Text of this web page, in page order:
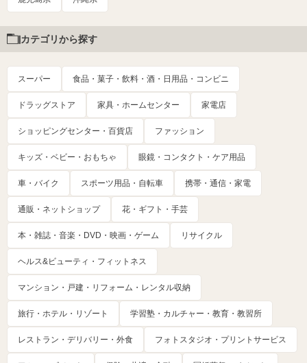
カテゴリから探す
スーパー 食品・菓子・飲料・酒・日用品・コンビニ
ドラッグストア 家具・ホームセンター 家電店
ショッピングセンター・百貨店 ファッション
キッズ・ベビー・おもちゃ 眼鏡・コンタクト・ケア用品
車・バイク スポーツ用品・自転車 携帯・通信・家電
通販・ネットショップ 花・ギフト・手芸
本・雑誌・音楽・DVD・映画・ゲーム リサイクル
ヘルス&ビューティ・フィットネス
マンション・戸建・リフォーム・レンタル収納
旅行・ホテル・リゾート 学習塾・カルチャー・教育・教習所
レストラン・デリバリー・外食 フォトスタジオ・プリントサービス